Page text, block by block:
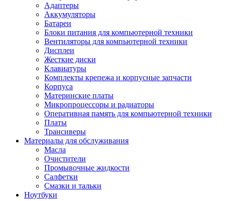
Адаптеры
Аккумуляторы
Батареи
Блоки питания для компьютерной техники
Вентиляторы для компьютерной техники
Дисплеи
Жесткие диски
Клавиатуры
Комплекты крепежа и корпусные запчасти
Корпуса
Материнские платы
Микропроцессоры и радиаторы
Оперативная память для компьютерной техники
Платы
Трансиверы
Материалы для обслуживания
Масла
Очистители
Промывочные жидкости
Салфетки
Смазки и тальки
Ноутбуки